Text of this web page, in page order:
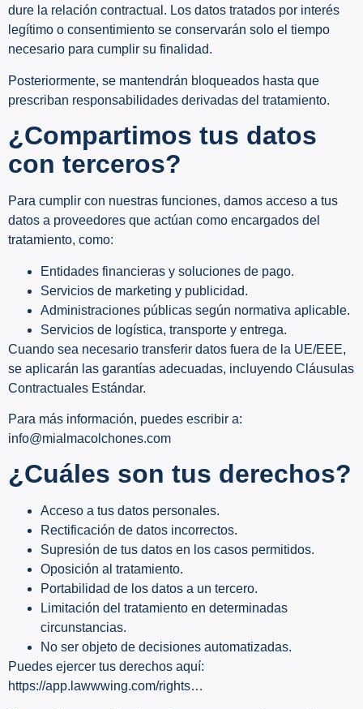
dure la relación contractual. Los datos tratados por interés
legítimo o consentimiento se conservarán solo el tiempo
necesario para cumplir su finalidad.
Posteriormente, se mantendrán bloqueados hasta que
prescriban responsabilidades derivadas del tratamiento.
¿Compartimos tus datos
con terceros?
Para cumplir con nuestras funciones, damos acceso a tus
datos a proveedores que actúan como encargados del
tratamiento, como:
Entidades financieras y soluciones de pago.
Servicios de marketing y publicidad.
Administraciones públicas según normativa aplicable.
Servicios de logística, transporte y entrega.
Cuando sea necesario transferir datos fuera de la UE/EEE,
se aplicarán las garantías adecuadas, incluyendo Cláusulas
Contractuales Estándar.
Para más información, puedes escribir a:
info@mialmacolchones.com
¿Cuáles son tus derechos?
Acceso a tus datos personales.
Rectificación de datos incorrectos.
Supresión de tus datos en los casos permitidos.
Oposición al tratamiento.
Portabilidad de los datos a un tercero.
Limitación del tratamiento en determinadas
circunstancias.
No ser objeto de decisiones automatizadas.
Puedes ejercer tus derechos aquí:
https://app.lawwwing.com/rights…